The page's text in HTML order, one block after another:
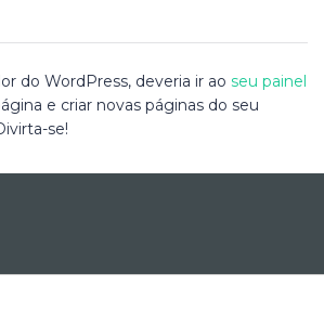
do WordPress, deveria ir ao seu painel
e criar novas páginas do seu
se!